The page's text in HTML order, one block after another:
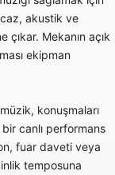
akustik ve
Mekanın açık
ekipman
konuşmaları
canlı performans
fuar daveti veya
temposuna